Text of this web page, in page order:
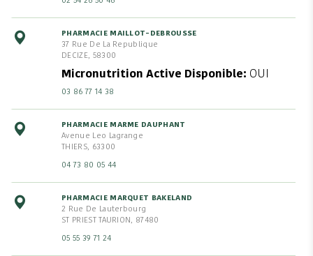
PHARMACIE MAILLOT-DEBROUSSE
37 Rue De La Republique
DECIZE, 58300
Micronutrition Active Disponible OUI
03 86 77 14 38
PHARMACIE MARME DAUPHANT
Avenue Leo Lagrange
THIERS, 63300
04 73 80 05 44
PHARMACIE MARQUET BAKELAND
2 Rue De Lauterbourg
ST PRIEST TAURION, 87480
05 55 39 71 24